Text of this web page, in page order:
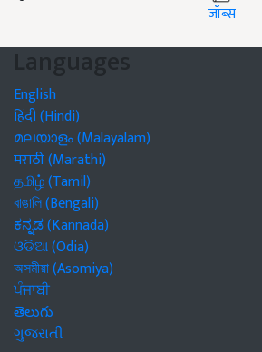
जॉब्स
Languages
English
हिंदी (Hindi)
മലയാളം (Malayalam)
मराठी (Marathi)
தமிழ் (Tamil)
বাঙালি (Bengali)
ಕನ್ನಡ (Kannada)
ଓଡିଆ (Odia)
অসমীয়া (Asomiya)
ਪੰਜਾਬੀ
తెలుగు
ગુજરાતી